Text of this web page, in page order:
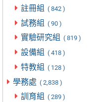
註冊組 ( 842 )
試務組 ( 90 )
實驗研究組 ( 819 )
設備組 ( 418 )
特教組 ( 128 )
學務處 ( 2,838 )
訓育組 ( 289 )